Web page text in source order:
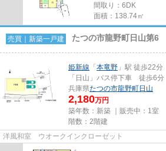
間取り：6DK
面積：138.74㎡
売買｜新築一戸建 たつの市龍野町日山第6
姫新線 「 本竜野 」駅 徒歩22分
「日山」バス停下車 徒歩6分
兵庫県たつの市龍野町日山
2,180万円
築年数：新築 ｜販売中： 1室
階数：2階建
洋風和室 ウオークインクローゼット